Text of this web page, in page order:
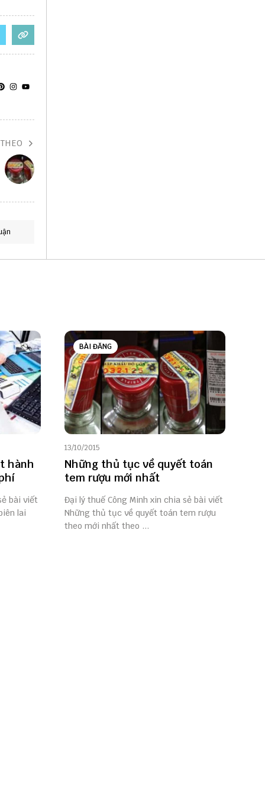
hành
bài viết
lai
BÀI ĐĂNG
13/10/2015
Những thủ tục về quyết toán
tem rượu mới nhất
Đại lý thuế Công Minh xin chia sẻ bài viết
Những thủ tục về quyết toán tem rượu
theo mới nhất theo ...